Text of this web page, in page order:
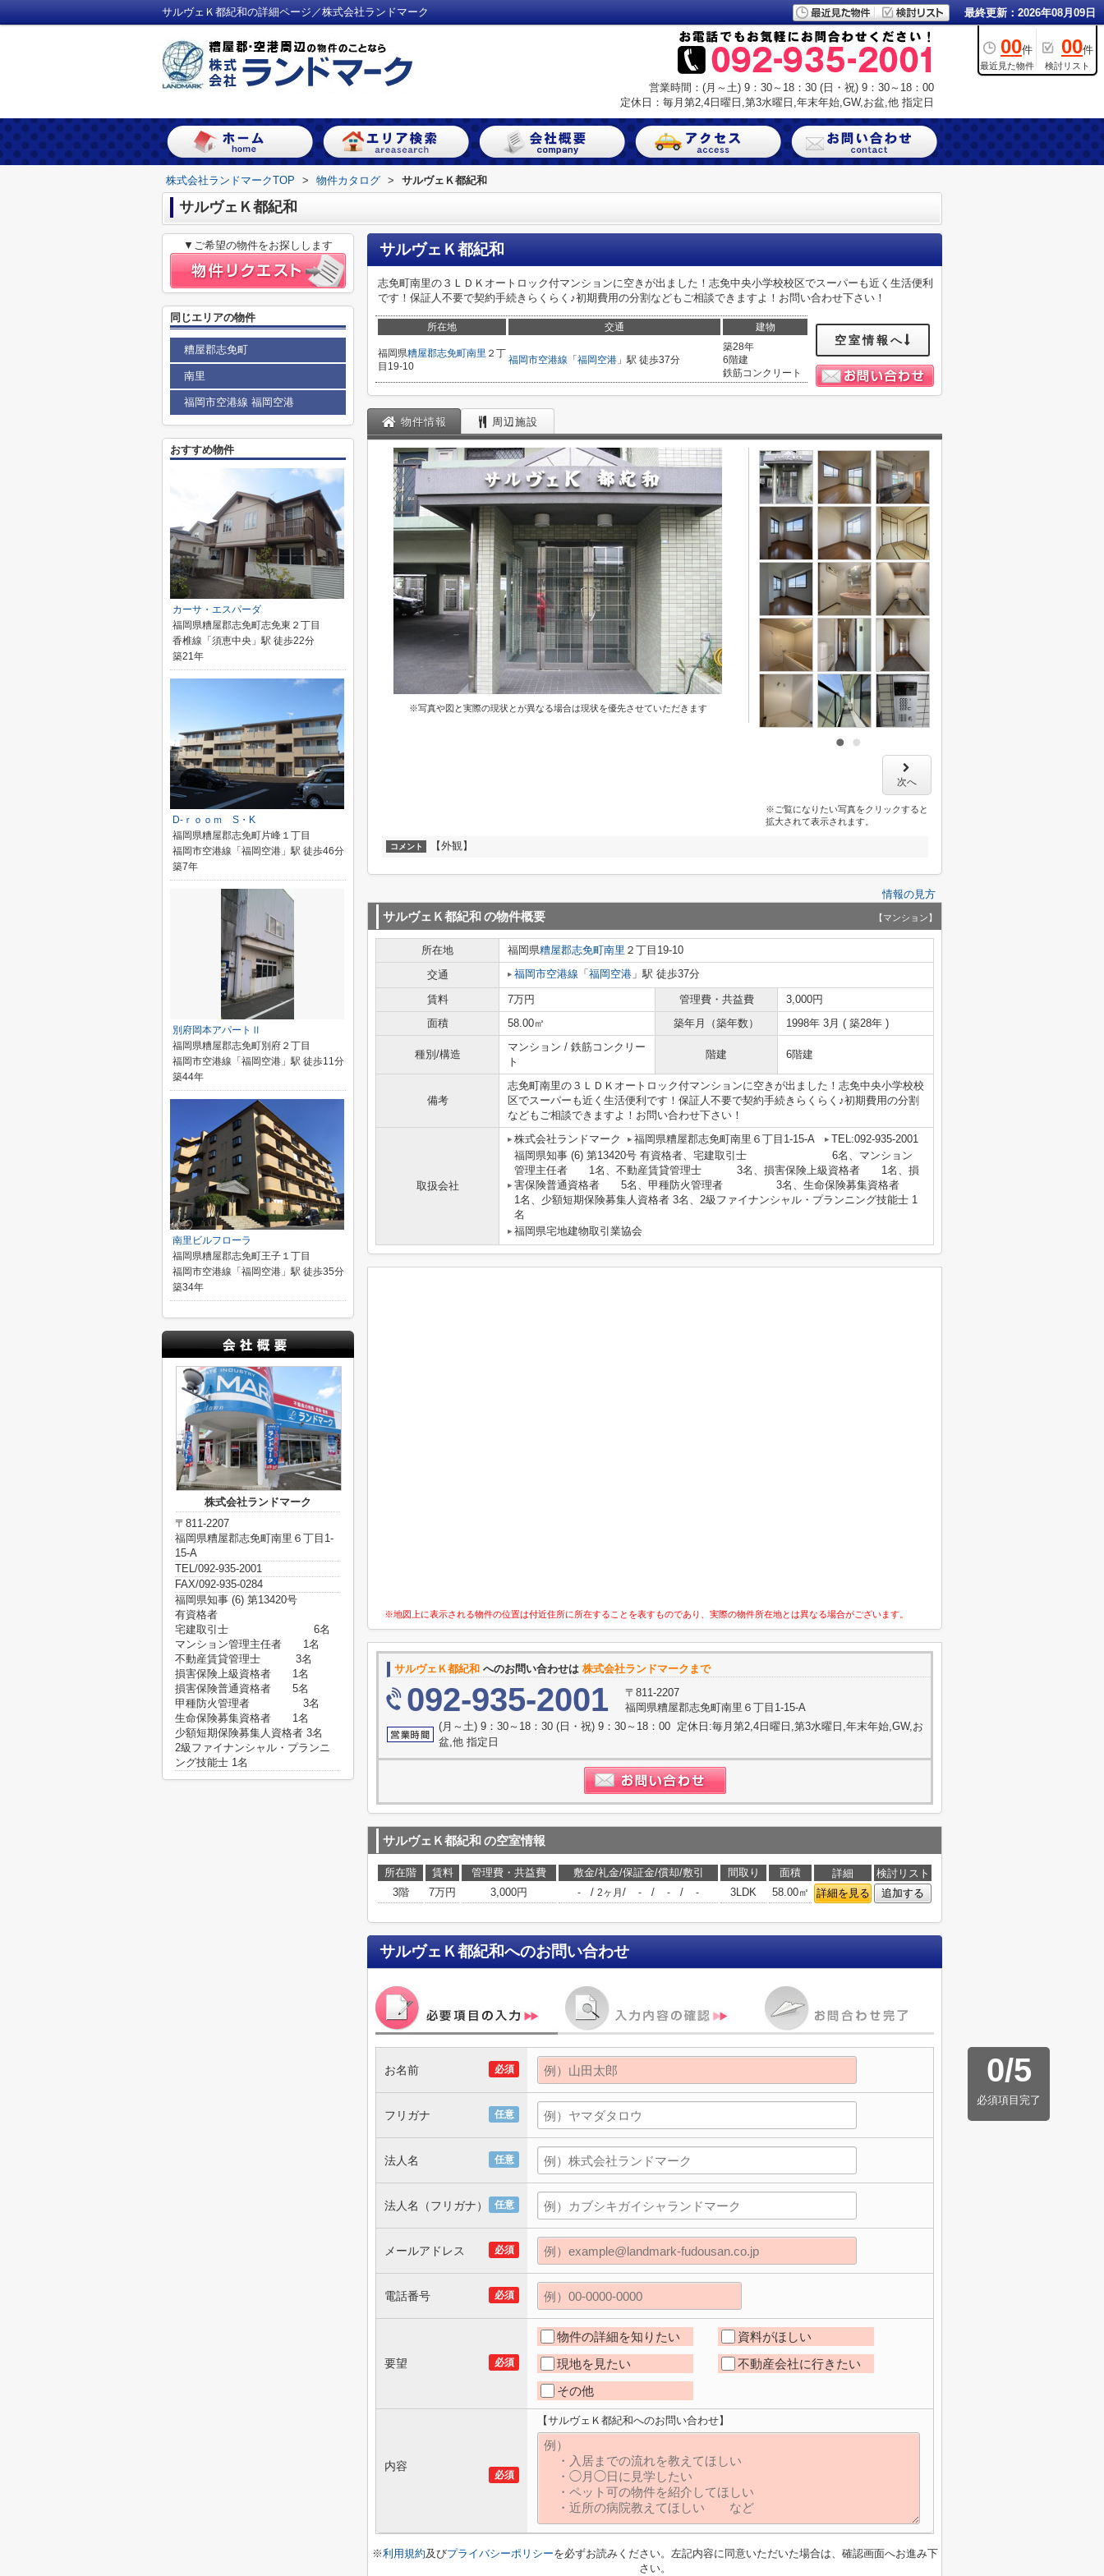
サルヴェＫ都紀和の詳細ページ／株式会社ランドマーク 最終更新：2026年08月09日
00件
最近見た物件
00件
検討リスト
営業時間：(月～土) 9：30～18：30 (日・祝) 9：30～18：00
定休日：毎月第2,4日曜日,第3水曜日,年末年始,GW,お盆,他 指定日
株式会社ランドマークTOP > 物件カタログ > サルヴェＫ都紀和
サルヴェＫ都紀和
サルヴェＫ都紀和
志免町南里の３ＬＤＫオートロック付マンションに空きが出ました！志免中央小学校校区でスーパーも近く生活便利
です！保証人不要で契約手続きらくらく♪初期費用の分割などもご相談できますよ！お問い合わせ下さい！
所在地 交通 建物
福岡県糟屋郡志免町南里 ２丁
目19-10
福岡市空港線 「 福岡空港 」駅 徒歩37分
築28年
6階建
鉄筋コンクリート
空室情報へ
物件情報 周辺施設
※写真や図と実際の現状とが異なる場合は現状を優先させていただきます
次へ
※ご覧になりたい写真をクリックすると
拡大されて表示されます。
コメント 【外観】
情報の見方
サルヴェＫ都紀和 の物件概要 【マンション】
所在地 福岡県糟屋郡志免町南里 ２丁目19-10
交通
福岡市空港線 「 福岡空港 」駅 徒歩37分
賃料 7万円 管理費・共益費
3,000円
面積
58.00㎡ 築年月（築年数） 1998年 3月 ( 築28年 )
種別/構造
マンション / 鉄筋コンクリー
ト
階建 6階建
備考
志免町南里の３ＬＤＫオートロック付マンションに空きが出ました！志免中央小学校校
区でスーパーも近く生活便利です！保証人不要で契約手続きらくらく♪初期費用の分割
などもご相談できますよ！お問い合わせ下さい！
取扱会社
株式会社ランドマーク 福岡県糟屋郡志免町南里６丁目1-15-A
TEL:092-935-2001
福岡県知事 (6) 第13420号 有資格者、宅建取引士 6名、マンション
管理主任者 1名、不動産賃貸管理士 3名、損害保険上級資格者 1名、損
害保険普通資格者 5名、甲種防火管理者 3名、生命保険募集資格者
1名、少額短期保険募集人資格者 3名、2級ファイナンシャル・プランニング技能士 1
名
福岡県宅地建物取引業協会
※地図上に表示される物件の位置は付近住所に所在することを表すものであり、実際の物件所在地とは異なる場合がございます。
サルヴェＫ都紀和 へのお問い合わせは 株式会社ランドマークまで
092-935-2001
〒811-2207
福岡県糟屋郡志免町南里６丁目1-15-A
(月～土) 9：30～18：30 (日・祝) 9：30～18：00 定休日:毎月第2,4日曜日,第3水曜日,年末年始,GW,お
盆,他 指定日
サルヴェＫ都紀和 の空室情報
所在階 賃料 管理費・共益費 敷金/礼金/保証金/償却/敷引 間取り 面積 詳細
検討リスト
3階
7万円 3,000円 - / 2ヶ月 / - / - / - 3LDK 58.00㎡ 詳細を見る 追加する
サルヴェＫ都紀和へのお問い合わせ
0/5
必須項目完了
必須
お名前
任意
フリガナ
任意
法人名
任意
法人名（フリガナ）
必須
メールアドレス
必須
電話番号
必須
要望
物件の詳細を知りたい
資料がほしい
現地を見たい
不動産会社に行きたい
その他
必須
内容
【サルヴェＫ都紀和へのお問い合わせ】
※利用規約及びプライバシーポリシーを必ずお読みください。左記内容に同意いただいた場合は、確認画面へお進み下
さい。
▼ご希望の物件をお探しします
同じエリアの物件
糟屋郡志免町
南里
福岡市空港線 福岡空港
おすすめ物件
カーサ・エスパーダ
福岡県糟屋郡志免町志免東２丁目
香椎線「須恵中央」駅 徒歩22分
築21年
D-ｒｏｏｍ S・K
福岡県糟屋郡志免町片峰１丁目
福岡市空港線「福岡空港」駅 徒歩46分
築7年
別府岡本アパートⅡ
福岡県糟屋郡志免町別府２丁目
福岡市空港線「福岡空港」駅 徒歩11分
築44年
南里ビルフローラ
福岡県糟屋郡志免町王子１丁目
福岡市空港線「福岡空港」駅 徒歩35分
築34年
株式会社ランドマーク
〒811-2207
福岡県糟屋郡志免町南里６丁目1-
15-A
TEL/092-935-2001
FAX/092-935-0284
福岡県知事 (6) 第13420号
有資格者
宅建取引士 6名
マンション管理主任者 1名
不動産賃貸管理士 3名
損害保険上級資格者 1名
損害保険普通資格者 5名
甲種防火管理者 3名
生命保険募集資格者 1名
少額短期保険募集人資格者 3名
2級ファイナンシャル・プランニ
ング技能士 1名